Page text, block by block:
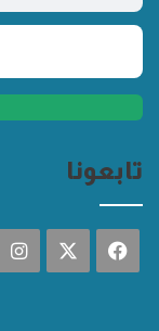
تابعونا
فيسبوك